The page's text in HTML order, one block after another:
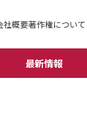
社概要著作権について
最新情報